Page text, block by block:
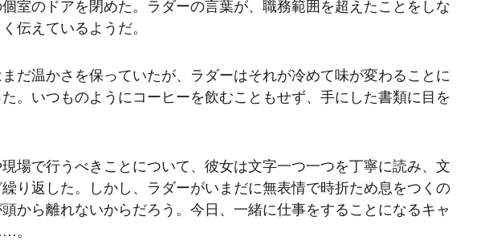
室のドアを閉めた。ラダーの言葉が、職務範囲を超えたことをしな
伝えているようだ。
だ温かさを保っていたが、ラダーはそれが冷めて味が変わることに
。いつものようにコーヒーを飲むこともせず、手にした書類に目を
場で行うべきことについて、彼女は文字一つ一つを丁寧に読み、文
り返した。しかし、ラダーがいまだに無表情で時折ため息をつくの
から離れないからだろう。今日、一緒に仕事をすることになるキャ
。